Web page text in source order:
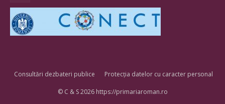
Consultări dezbateri publice Protecția datelor cu caracter personal
© C & S 2026 https://primariaroman.ro